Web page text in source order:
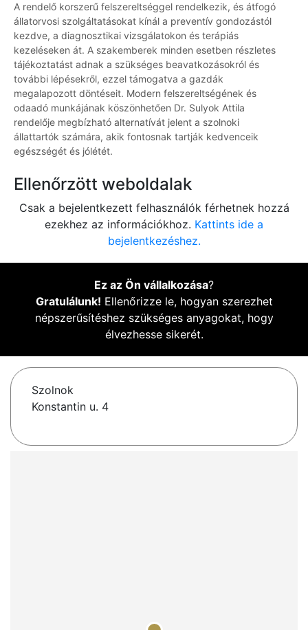
A rendelő korszerű felszereltséggel rendelkezik, és átfogó
állatorvosi szolgáltatásokat kínál a preventív gondozástól
kezdve, a diagnosztikai vizsgálatokon és terápiás
kezeléseken át. A szakemberek minden esetben részletes
tájékoztatást adnak a szükséges beavatkozásokról és
további lépésekről, ezzel támogatva a gazdák
megalapozott döntéseit. Modern felszereltségének és
odaadó munkájának köszönhetően Dr. Sulyok Attila
rendelője megbízható alternatívát jelent a szolnoki
állattartók számára, akik fontosnak tartják kedvenceik
egészségét és jólétét.
Ellenőrzött weboldalak
Csak a bejelentkezett felhasználók férhetnek hozzá
ezekhez az információkhoz. Kattints ide a
bejelentkezéshez.
Ez az Ön vállalkozása?
Gratulálunk! Ellenőrizze le, hogyan szerezhet
népszerűsítéshez szükséges anyagokat, hogy
élvezhesse sikerét.
Szolnok
Konstantin u. 4